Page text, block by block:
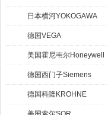
日本横河YOKOGAWA
德国VEGA
美国霍尼韦尔Honeywell
德国西门子Siemens
德国科隆KROHNE